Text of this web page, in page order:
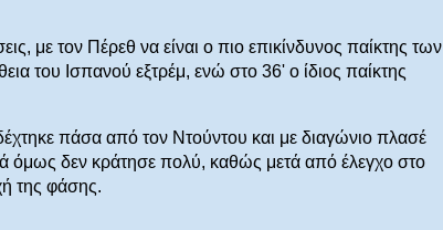
με τον Πέρεθ να είναι ο πιο επικίνδυνος παίκτης των
του Ισπανού εξτρέμ, ενώ στο 36' ο ίδιος παίκτης
πάσα από τον Ντούντου και με διαγώνιο πλασέ
όμως δεν κράτησε πολύ, καθώς μετά από έλεγχο στο
της φάσης.